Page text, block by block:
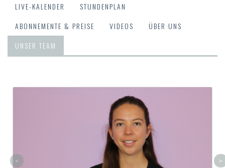
LIVE-KALENDER
STUNDENPLAN
ABONNEMENTE & PREISE
VIDEOS
ÜBER UNS
UNSER TEAM
< >